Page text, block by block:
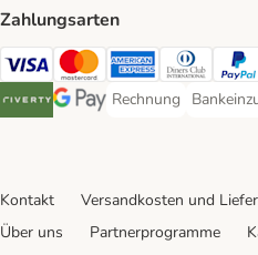
Zahlungsarten
Visa Payment Method
Mastercard Payment Method
American Express
Diners Club
Riverty Payment Method
Google Pay Payment Method
Rechnung
Rechnung Payment
Kontakt Versandkosten und
Über uns
Partnerprogramme